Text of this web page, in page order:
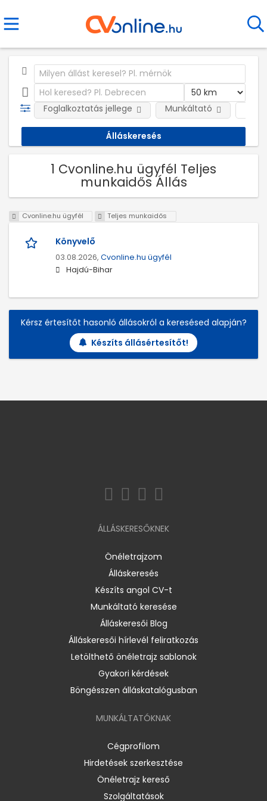
Foglalkoztatás jellege Munkáltató
1 Cvonline.hu ügyfél Teljes
munkaidős Állás
Cvonline.hu ügyfél Teljes munkaidős
Könyvelő
03.08.2026, Cvonline.hu ügyfél
Hajdú-Bihar
Kérsz értesítőt hasonló állásokról a keresésed alapján?
Készíts állásértesítőt!
ÁLLÁSKERESŐKNEK
Önéletrajzom
Álláskeresés
Készíts angol CV-t
Munkáltató keresése
Álláskeresői Blog
Álláskeresői hírlevél feliratkozás
Letölthető önéletrajz sablonok
Gyakori kérdések
Böngésszen álláskatalógusban
MUNKÁLTATÓKNAK
Cégprofilom
Hirdetések szerkesztése
Önéletrajz kereső
Szolgáltatások